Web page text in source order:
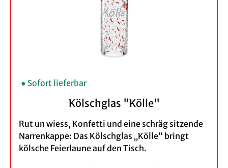
von unserem Vorteilspreis.
● Sofort lieferbar
Kölschglas "Kölle"
Rut un wiess, Konfetti und eine schräg sitzende
Narrenkappe: Das Kölschglas „Kölle“ bringt
kölsche Feierlaune auf den Tisch.